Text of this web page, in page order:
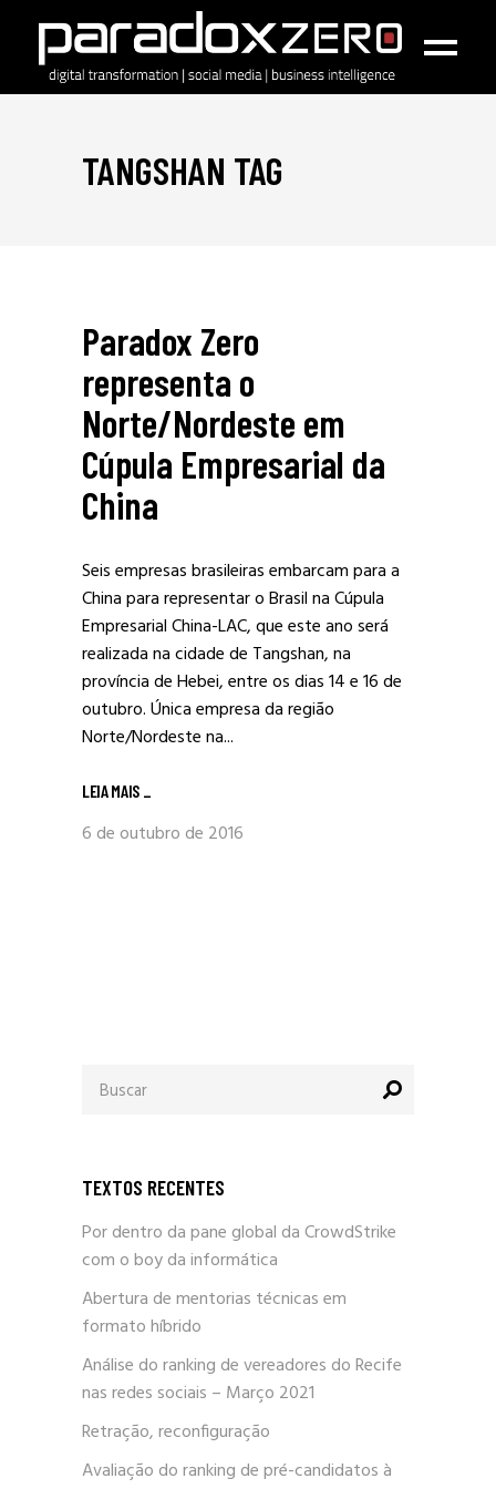
TANGSHAN TAG
Paradox Zero
representa o
Norte/Nordeste em
Cúpula Empresarial da
China
Seis empresas brasileiras embarcam para a
China para representar o Brasil na Cúpula
Empresarial China-LAC, que este ano será
realizada na cidade de Tangshan, na
província de Hebei, entre os dias 14 e 16 de
outubro. Única empresa da região
Norte/Nordeste na...
LEIA MAIS _
6 de outubro de 2016
por:
TEXTOS RECENTES
Por dentro da pane global da CrowdStrike
com o boy da informática
Abertura de mentorias técnicas em
formato híbrido
Análise do ranking de vereadores do Recife
nas redes sociais – Março 2021
Retração, reconfiguração
Avaliação do ranking de pré-candidatos à